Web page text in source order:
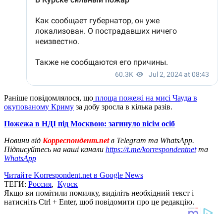
Раніше повідомлялося, що площа пожежі на мисі Чауда в
окупованому Криму за добу зросла в кілька разів.
Пожежа в НДІ під Москвою: загинуло вісім осіб
Новини від Корреспондент.netв Telegram та WhatsApp.
Підписуйтесь на наші канали https://t.me/korrespondentnetта
WhatsApp
Читайте Korrespondent.net в Google News
ТЕГИ: Россия, Курск
Якщо ви помітили помилку, виділіть необхідний текст і
натисніть Ctrl + Enter, щоб повідомити про це редакцію.